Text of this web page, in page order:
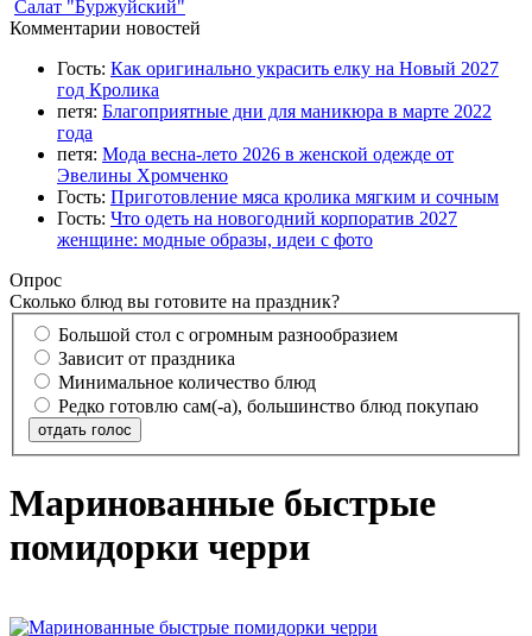
Салат "Буржуйский"
Комментарии новостей
Гость: Как оригинально украсить елку на Новый 2027
год Кролика
петя: Благоприятные дни для маникюра в марте 2022
года
петя: Мода весна-лето 2026 в женской одежде от
Эвелины Хромченко
Гость: Приготовление мяса кролика мягким и сочным
Гость: Что одеть на новогодний корпоратив 2027
женщине: модные образы, идеи с фото
Опрос
Сколько блюд вы готовите на праздник?
Большой стол с огромным разнообразием
Зависит от праздника
Минимальное количество блюд
Редко готовлю сам(-а), большинство блюд покупаю
отдать голос
Маринованные быстрые
помидорки черри